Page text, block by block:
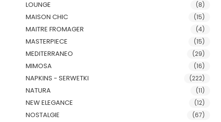
LOUNGE (8)
MAISON CHIC (15)
MAITRE FROMAGER (4)
MASTERPIECE (15)
MEDITERRANEO (29)
MIMOSA (16)
NAPKINS - SERWETKI (222)
NATURA (11)
NEW ELEGANCE (12)
NOSTALGIE (67)